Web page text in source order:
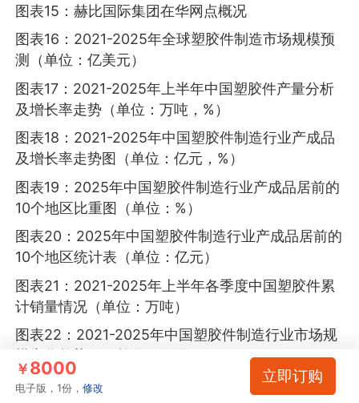
图表15：赫比国际集团在华网点概况
图表16：2021-2025年全球塑胶件制造市场规模预
测（单位：亿美元）
图表17：2021-2025年上半年中国塑胶件产量分析
及增长率走势（单位：万吨，%）
图表18：2021-2025年中国塑胶件制造行业产成品
及增长率走势图（单位：亿元，%）
图表19：2025年中国塑胶件制造行业产成品居前的
10个地区比重图（单位：%）
图表20：2025年中国塑胶件制造行业产成品居前的
10个地区统计表（单位：亿元）
图表21：2021-2025年上半年各季度中国塑胶件累
计销量情况（单位：万吨）
图表22：2021-2025年中国塑胶件制造行业市场规
图表23：2025年中国塑胶件制造行业销售收入居前
￥8000
电子版，1份，修改
立即订购